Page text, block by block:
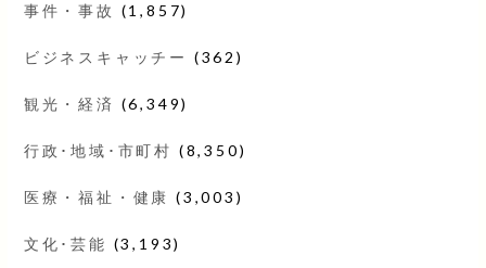
事件・事故 (1,857)
ビジネスキャッチー (362)
観光・経済 (6,349)
行政･地域･市町村 (8,350)
医療・福祉・健康 (3,003)
文化･芸能 (3,193)